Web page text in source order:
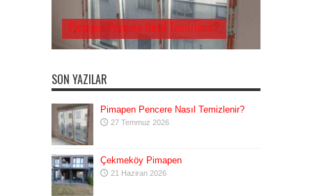
Pimapen Pencere Nasıl Temizlenir?
SON YAZILAR
Pimapen Pencere Nasıl Temizlenir?
27 Temmuz 2026
Çekmeköy Pimapen
21 Haziran 2026